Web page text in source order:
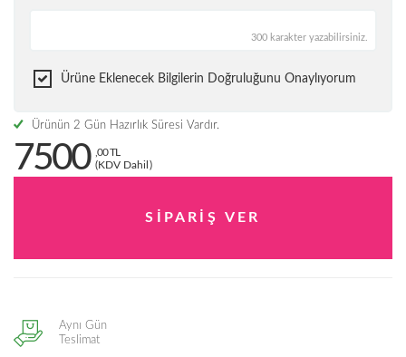
300 karakter yazabilirsiniz.
Ürüne Eklenecek Bilgilerin Doğruluğunu Onaylıyorum
Ürünün 2 Gün Hazırlık Süresi Vardır.
7500
,00 TL
(KDV Dahil)
Aynı Gün
Teslimat